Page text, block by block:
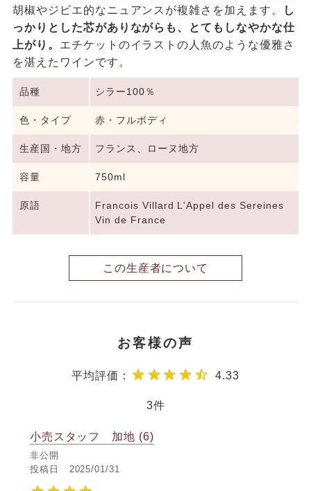
胡椒やジビエ的なニュアンスが複雑さを加えます。
し
っかりとした芯がありながらも、とてもしなやかな仕
上がり。 エチケットのイラストの人魚のような優雅さ
を湛えたワインです。
品種 シラー100％
色・タイプ 赤・フルボディ
生産国・地方 フランス、ローヌ地方
容量 750ml
原語
Francois Villard L'Appel des Sereines
Vin de France
この生産者について
4.33
3
小売スタッフ 加地 6
非公開
投稿日
2025/01/31